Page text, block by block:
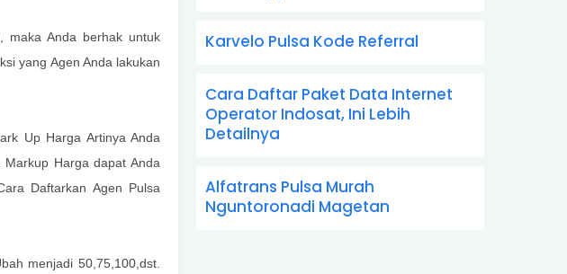
maka Anda berhak untuk
yang Agen Anda lakukan
Up Harga Artinya Anda
Harga dapat Anda
Daftarkan Agen Pulsa
menjadi 50,75,100,dst.
Karvelo Pulsa Kode Referral
Cara Daftar Paket Data Internet
Operator Indosat, Ini Lebih
Detailnya
Alfatrans Pulsa Murah
Nguntoronadi Magetan